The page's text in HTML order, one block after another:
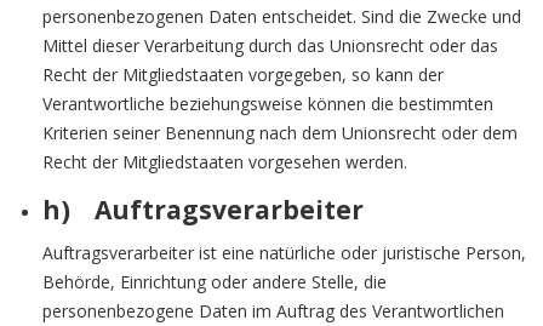
personenbezogenen Daten entscheidet. Sind die Zwecke und
Mittel dieser Verarbeitung durch das Unionsrecht oder das
Recht der Mitgliedstaaten vorgegeben, so kann der
Verantwortliche beziehungsweise können die bestimmten
Kriterien seiner Benennung nach dem Unionsrecht oder dem
Recht der Mitgliedstaaten vorgesehen werden.
h) Auftragsverarbeiter
Auftragsverarbeiter ist eine natürliche oder juristische Person,
Behörde, Einrichtung oder andere Stelle, die
personenbezogene Daten im Auftrag des Verantwortlichen